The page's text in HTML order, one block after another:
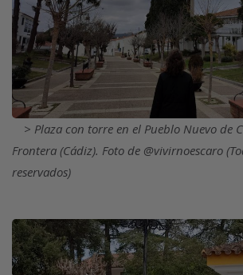
Plaza con torre en el Pueblo Nuevo de
Frontera (Cádiz). Foto de @vivirnoescaro
reservados)
Imagen